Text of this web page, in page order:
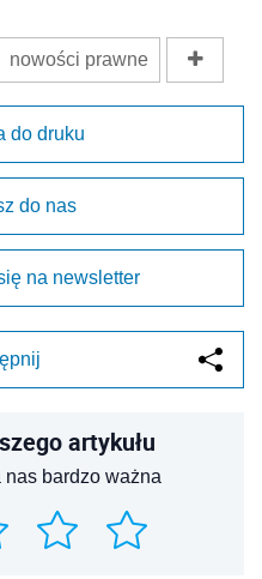
nowości prawne
do druku
do nas
na newsletter
artykułu
bardzo ważna